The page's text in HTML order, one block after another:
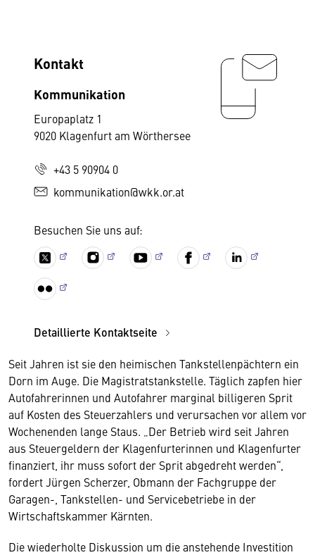
Kontakt
Kommunikation
Europaplatz 1
9020 Klagenfurt am Wörthersee
+43 5 90904 0
kommunikation@wkk.or.at
Besuchen Sie uns auf:
Detaillierte Kontaktseite
Seit Jahren ist sie den heimischen Tankstellenpächtern ein
Dorn im Auge. Die Magistratstankstelle. Täglich zapfen hier
Autofahrerinnen und Autofahrer marginal billigeren Sprit
auf Kosten des Steuerzahlers und verursachen vor allem vor
Wochenenden lange Staus. „Der Betrieb wird seit Jahren
aus Steuergeldern der Klagenfurterinnen und Klagenfurter
finanziert, ihr muss sofort der Sprit abgedreht werden“,
fordert Jürgen Scherzer, Obmann der Fachgruppe der
Garagen-, Tankstellen- und Servicebetriebe in der
Wirtschaftskammer Kärnten.
Die wiederholte Diskussion um die anstehende Investition